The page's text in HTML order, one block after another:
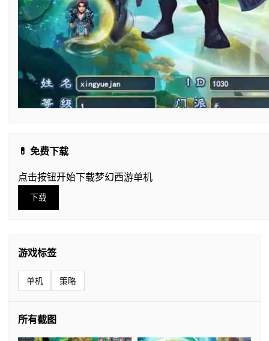
💊 免费下载
点击按钮开始下载梦幻西游单机
下载
游戏标签
单机 策略
所有截图